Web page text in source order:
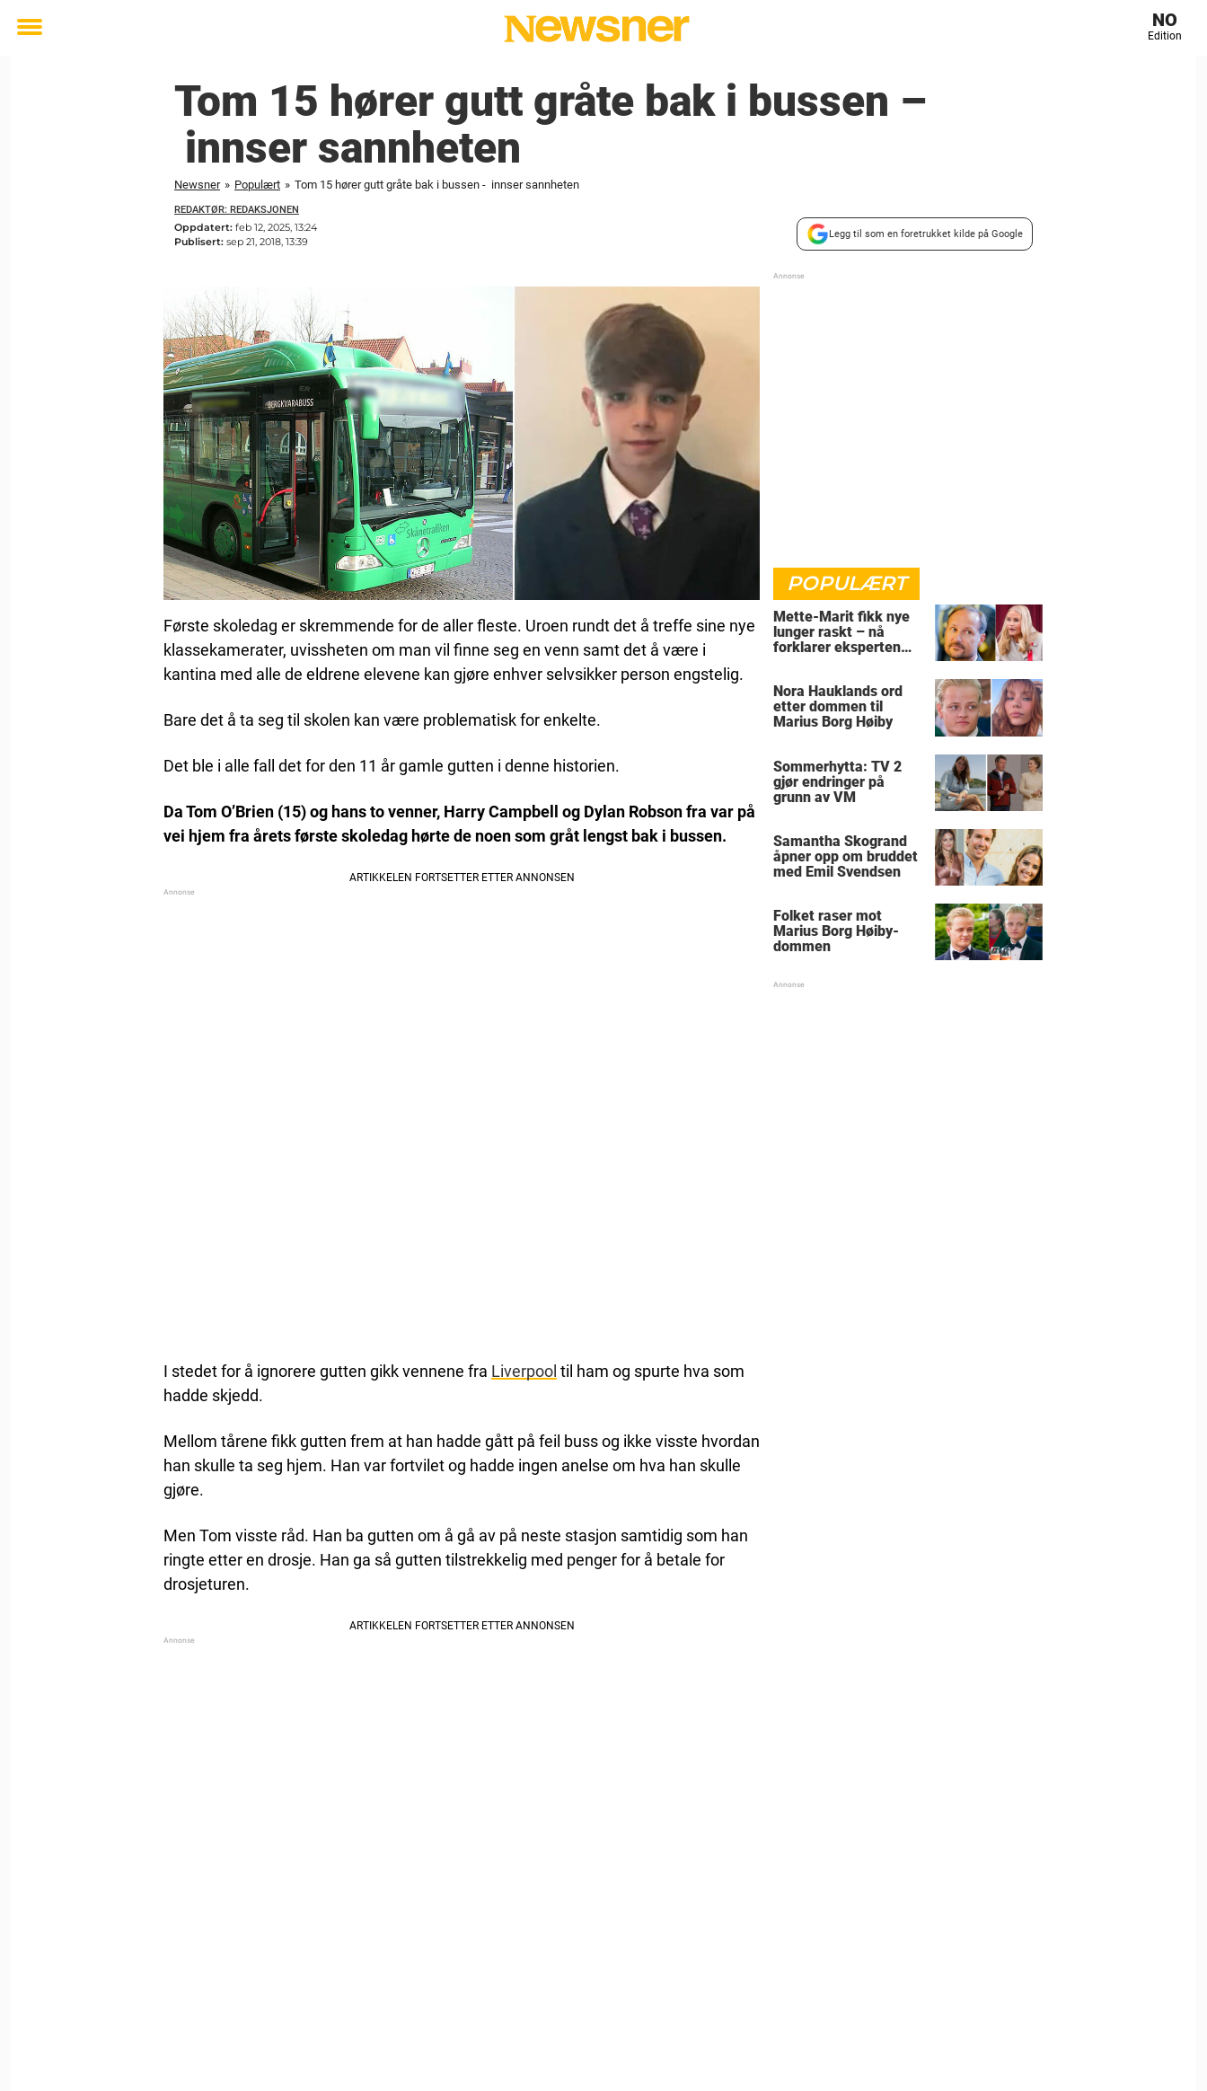
Toggle
NO
Edition
Tom 15 hører gutt gråte bak i bussen –
innser sannheten
Newsner » Populært » Tom 15 hører gutt gråte bak i bussen - innser sannheten
REDAKTØR: REDAKSJONEN
Oppdatert: feb 12, 2025, 13:24
Publisert: sep 21, 2018, 13:39
Legg til som en foretrukket kilde på Google
Første skoledag er skremmende for de aller fleste. Uroen rundt det å treffe sine nye
klassekamerater, uvissheten om man vil finne seg en venn samt det å være i
kantina med alle de eldrene elevene kan gjøre enhver selvsikker person engstelig.
Bare det å ta seg til skolen kan være problematisk for enkelte.
Det ble i alle fall det for den 11 år gamle gutten i denne historien.
Da Tom O’Brien (15) og hans to venner, Harry Campbell og Dylan Robson fra var på
vei hjem fra årets første skoledag hørte de noen som gråt lengst bak i bussen.
I stedet for å ignorere gutten gikk vennene fra Liverpool til ham og spurte hva som
hadde skjedd.
Mellom tårene fikk gutten frem at han hadde gått på feil buss og ikke visste hvordan
han skulle ta seg hjem. Han var fortvilet og hadde ingen anelse om hva han skulle
gjøre.
Men Tom visste råd. Han ba gutten om å gå av på neste stasjon samtidig som han
ringte etter en drosje. Han ga så gutten tilstrekkelig med penger for å betale for
drosjeturen.
POPULÆRT
Mette-Marit fikk nye
lunger raskt – nå
forklarer eksperten
Nora Hauklands ord
etter dommen til
Marius Borg Høiby
Sommerhytta: TV 2
gjør endringer på
grunn av VM
Samantha Skogrand
åpner opp om bruddet
med Emil Svendsen
Folket raser mot
Marius Borg Høiby-
dommen